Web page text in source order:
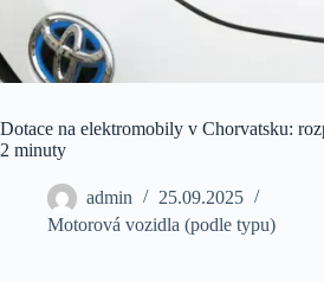
Dotace na elektromobily v Chorvatsku:
2 minuty
admin
25.09.2025
Motorová vozidla (podle typu)